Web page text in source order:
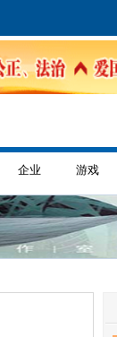
企业 游戏